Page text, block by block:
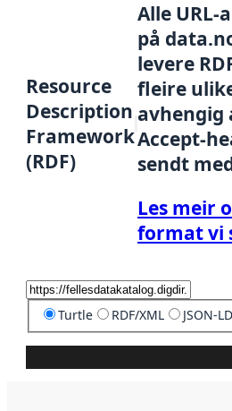
Resource
Description
Framework
(RDF)
Alle URL-
på
levere
fleire
avhengig
Accept-
sendt
Les meir
format vi
Turtle RDF/XML JSON-LD